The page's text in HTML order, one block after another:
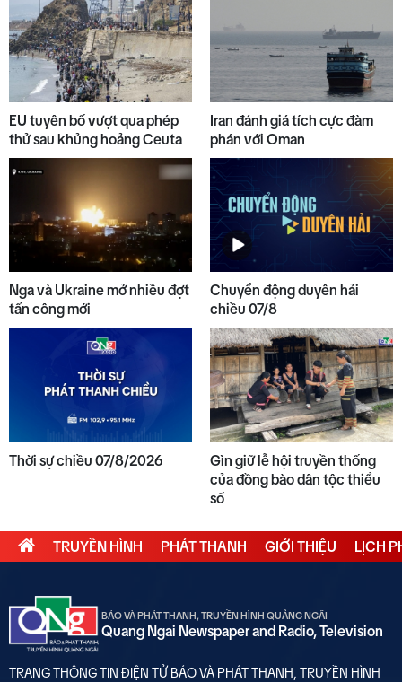
8
Bản tin kinh tế - tài chính
07/8/2026
9
Gìn giữ lễ hội truyền thống của
đồng bào dân tộc thiểu số
10
Thời sự chiều 07/8/2026
EU tuyên bố vượt qua phép
thử sau khủng hoảng Ceuta
Iran đánh giá tích cực đàm
phán với Oman
Nga và Ukraine mở nhiều đợt
tấn công mới
Chuyển động duyên hải
chiều 07/8
Thời sự chiều 07/8/2026
Gìn giữ lễ hội truyền thống
của đồng bào dân tộc thiểu
số
TRUYỀN HÌNH PHÁT THANH GIỚI THIỆU LỊCH
BÁO VÀ PHÁT THANH, TRUYỀN HÌNH QUẢNG NGÃI
Quang Ngai Newspaper and Radio, Television
TRANG THÔNG TIN ĐIỆN TỬ BÁO VÀ PHÁT THANH, TRUYỀN HÌNH